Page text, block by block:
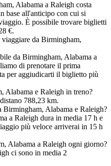
Alabama a Raleigh costa
base all'anticipo con cui si
È possibile trovare biglietti
€.
da Birmingham,
da Birmingham, Alabama a
di prenotare il prima
per aggiudicarti il biglietto più
Alabama e Raleigh in treno?
788,23 km.
Alabama e Raleigh?
a Raleigh dura in media 17 h e
più veloce arriverai in 15 h
Alabama a Raleigh ogni giorno?
ci sono in media 2